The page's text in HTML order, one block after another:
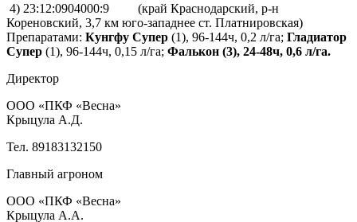
4) 23:12:0904000:9 (край Краснодарский, р-н
Кореновский, 3,7 км юго-западнее ст. Платнировская)
Препаратами: Кунгфу Супер (1), 96-144ч, 0,2 л/га; Гладиатор
Супер (1), 96-144ч, 0,15 л/га; Фалькон (3), 24-48ч, 0,6 л/га.
Директор
ООО «ПКФ «Весна»
Крыцула А.Д.
Тел. 89183132150
Главный агроном
ООО «ПКФ «Весна»
Крыцула А.А.